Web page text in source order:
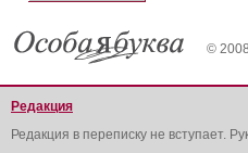
©
Редакция
Редакция в переписку не вступает.